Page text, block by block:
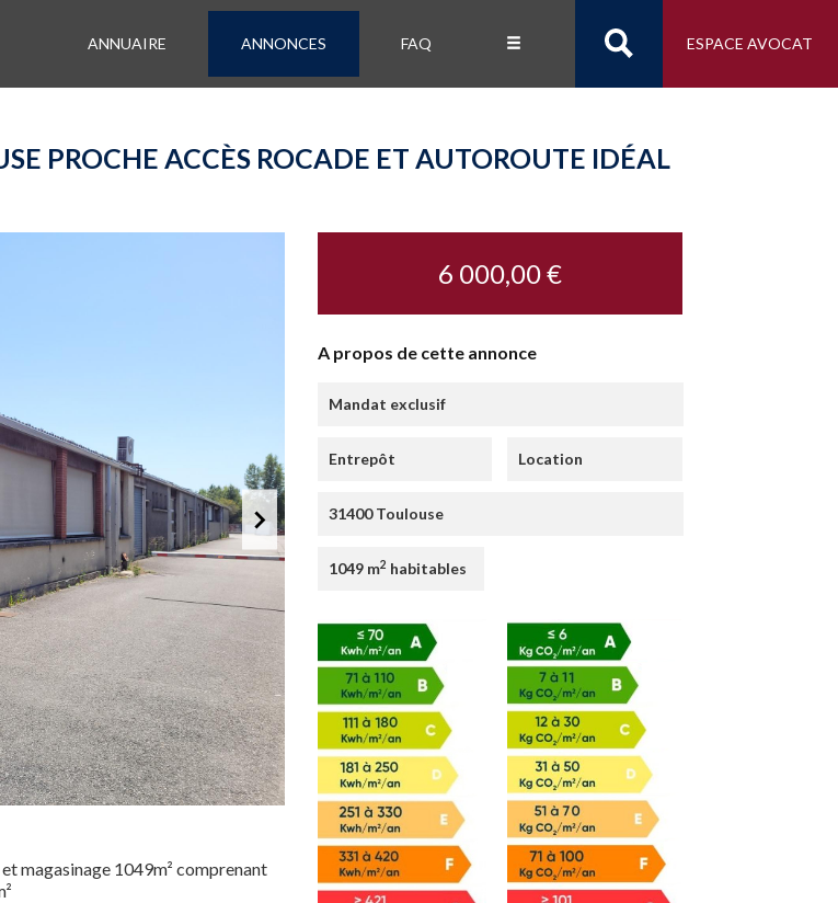
ANNUAIRE ANNONCES FAQ ESPACE AVOCAT
PROCHE ACCÈS ROCADE ET AUTOROUTE IDÉAL
magasinage 1049m² comprenant
6 000,00 €
A propos de cette annonce
Mandat exclusif
Entrepôt Location
31400 Toulouse
1049 m2 habitables